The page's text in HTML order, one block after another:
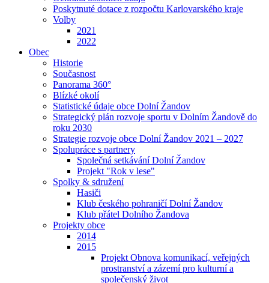
Poskytnuté dotace z rozpočtu Karlovarského kraje
Volby
2021
2022
Obec
Historie
Současnost
Panorama 360°
Blízké okolí
Statistické údaje obce Dolní Žandov
Strategický plán rozvoje sportu v Dolním Žandově do
roku 2030
Strategie rozvoje obce Dolní Žandov 2021 – 2027
Spolupráce s partnery
Společná setkávání Dolní Žandov
Projekt "Rok v lese"
Spolky & sdružení
Hasiči
Klub českého pohraničí Dolní Žandov
Klub přátel Dolního Žandova
Projekty obce
2014
2015
Projekt Obnova komunikací, veřejných
prostranství a zázemí pro kulturní a
společenský život